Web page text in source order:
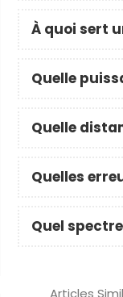
À quoi sert
Quelle
Quelle
Quelles
Quel
Articles
Dans notre
de 2024, nous
options les plus...